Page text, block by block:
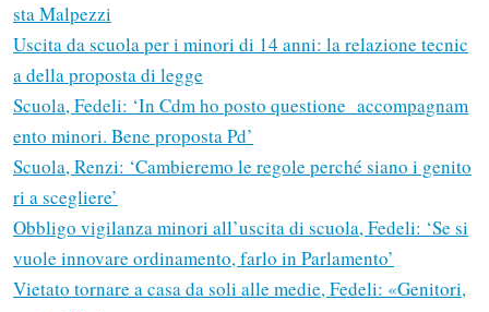
sta Malpezzi
Uscita da scuola per i minori di 14 anni: la relazione tecnic
a della proposta di legge
Scuola, Fedeli: ‘In Cdm ho posto questione accompagnam
ento minori. Bene proposta Pd’
Scuola, Renzi: ‘Cambieremo le regole perché siano i genito
ri a scegliere’
Obbligo vigilanza minori all’uscita di scuola, Fedeli: ‘Se si
vuole innovare ordinamento, farlo in Parlamento’
Vietato tornare a casa da soli alle medie, Fedeli: «Genitori,